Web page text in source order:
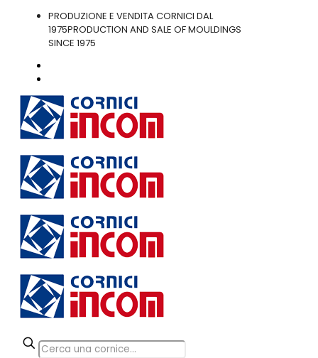
PRODUZIONE E VENDITA CORNICI DAL
1975PRODUCTION AND SALE OF MOULDINGS
SINCE 1975